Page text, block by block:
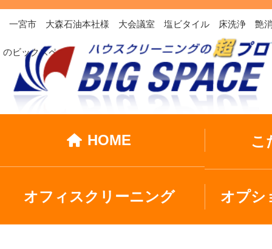
一宮市 大森石油本社様 大会議室 塩ビタイル 床洗浄 艶消
のビックスペ…
HOME こ
オフィスクリーニング オプシ